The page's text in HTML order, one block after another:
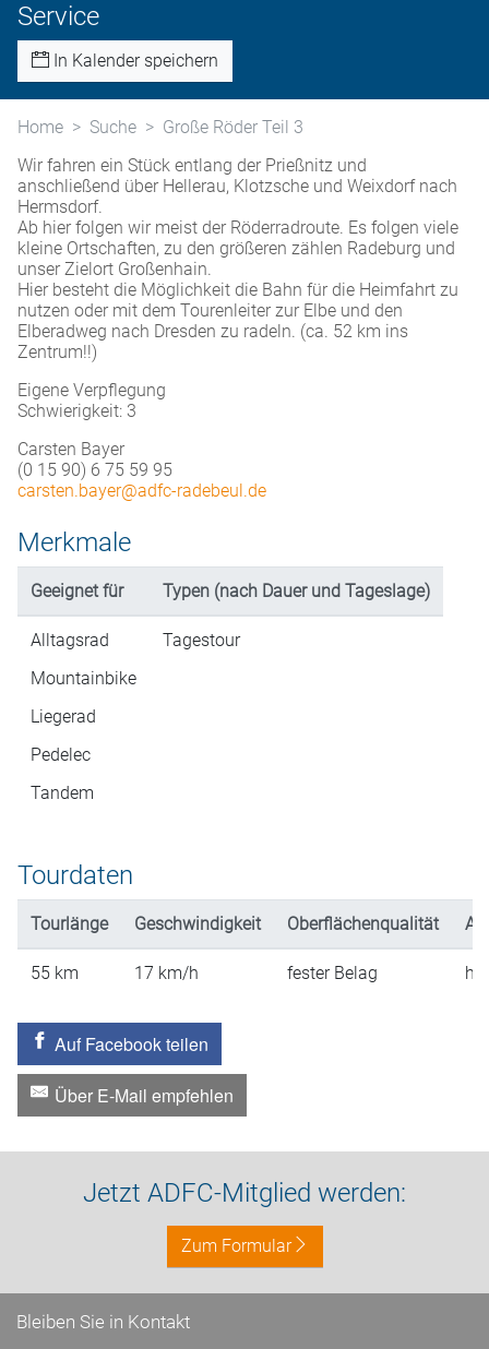
Service
In Kalender speichern
Home Suche
Große Röder Teil 3
Wir fahren ein Stück entlang der Prießnitz und
anschließend über Hellerau, Klotzsche und Weixdorf nach
Hermsdorf.
Ab hier folgen wir meist der Röderradroute. Es folgen viele
kleine Ortschaften, zu den größeren zählen Radeburg und
unser Zielort Großenhain.
Hier besteht die Möglichkeit die Bahn für die Heimfahrt zu
nutzen oder mit dem Tourenleiter zur Elbe und den
Elberadweg nach Dresden zu radeln. (ca. 52 km ins
Zentrum!!)
Eigene Verpflegung
Schwierigkeit: 3
Carsten Bayer
(0 15 90) 6 75 59 95
carsten.bayer@adfc-radebeul.de
Merkmale
Geeignet für Typen (nach Dauer und Tageslage)
Alltagsrad
Mountainbike
Liegerad
Pedelec
Tandem
Tagestour
Tourdaten
Tourlänge Geschwindigkeit Oberflächenqualität
55 km 17 km/h fester Belag
Auf Facebook teilen
Über E-Mail empfehlen
Jetzt ADFC-Mitglied werden:
Zum Formular
Bleiben Sie in Kontakt